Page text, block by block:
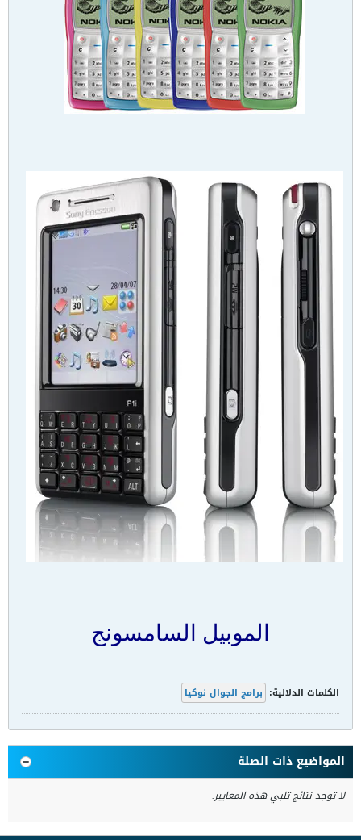
الموبيل السامسونج
الكلمات الدلالية: برامج الجوال نوكيا
المواضيع ذات الصلة
لا توجد نتائج تلبي هذه المعايير.